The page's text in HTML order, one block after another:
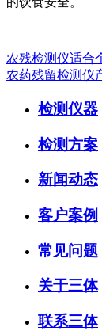
农残检测仪适合
农药残留检测仪
检测仪器
检测方案
新闻动态
客户案例
常见问题
关于三体
联系三体